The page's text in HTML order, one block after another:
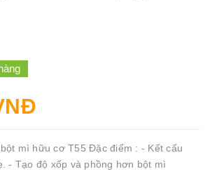
mì hữu cơ T55 Đặc điểm : - Kết cấu
- Tạo độ xốp và phồng hơn bột mì